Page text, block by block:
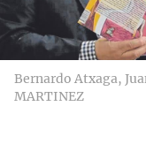
Bernardo Atxaga,
MARTINEZ